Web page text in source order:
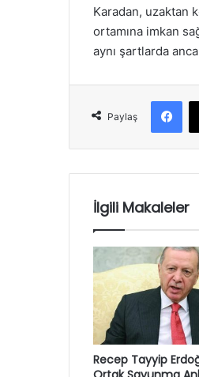
Karadan, uzaktan
ortamına imkan
aynı şartlarda
Paylaş
İlgili Makaleler
Recep Tayyip